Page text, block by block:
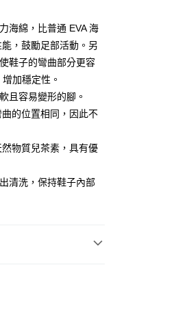
商業銀行
銀行
銀行
商業銀行
銀行
商業銀行
銀行
邦商業銀行
銀行
銀行
商業銀行
銀行
銀行
銀行
商業銀行
商業銀行
銀行
商業銀行
灣）商業銀行
海綿，比普通 EVA 海
，鼓勵足部活動。另
鞋子的彎曲部分更容
加穩定性。
且容易變形的腳。
曲的位置相同，因此不
然物質兒茶素，具有優
清洗，保持鞋子內部